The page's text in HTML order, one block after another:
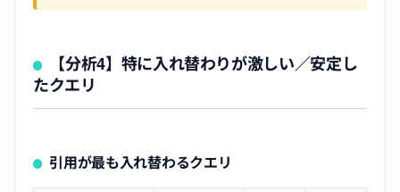
【分析4】特に入れ替わりが激しい／安定し
たクエリ
引用が最も入れ替わるクエリ